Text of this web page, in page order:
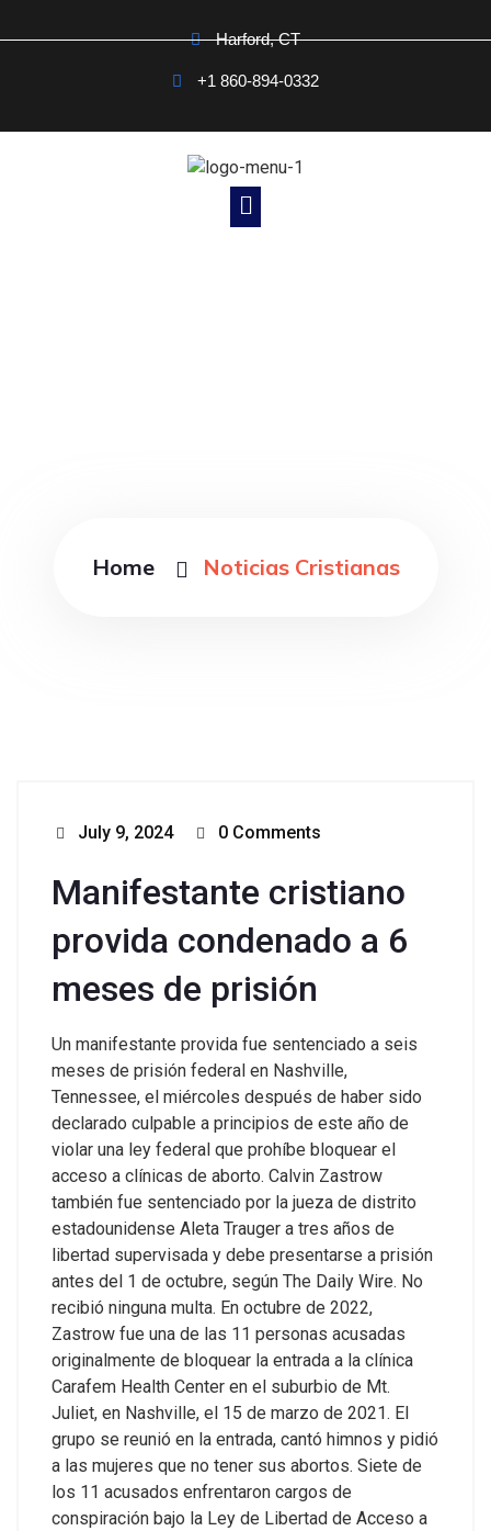
Harford, CT
+1 860-894-0332
Home Noticias Cristianas
July 9, 2024 0 Comments
Manifestante cristiano
provida condenado a 6
meses de prisión
Un manifestante provida fue sentenciado a seis
meses de prisión federal en Nashville,
Tennessee, el miércoles después de haber sido
declarado culpable a principios de este año de
violar una ley federal que prohíbe bloquear el
acceso a clínicas de aborto. Calvin Zastrow
también fue sentenciado por la jueza de distrito
estadounidense Aleta Trauger a tres años de
libertad supervisada y debe presentarse a prisión
antes del 1 de octubre, según The Daily Wire. No
recibió ninguna multa. En octubre de 2022,
Zastrow fue una de las 11 personas acusadas
originalmente de bloquear la entrada a la clínica
Carafem Health Center en el suburbio de Mt.
Juliet, en Nashville, el 15 de marzo de 2021. El
grupo se reunió en la entrada, cantó himnos y pidió
a las mujeres que no tener sus abortos. Siete de
los 11 acusados ​​enfrentaron cargos de
conspiración bajo la Ley de Libertad de Acceso a